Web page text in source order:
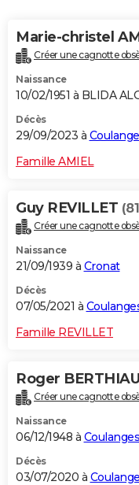
Alimentation
Guide de la santé
Maladies
Médicaments
Sommeil
VOYAGE
Destinations
City break
Voyage nature
Voyage de noces
Forum
Climat
+PHOTO
GUIDES D'ACHAT
Carte de Noël
Carte Bonne année
Carte Saint-Valentin
Carte Pâques
Carte d'anniversaire
DICTIONNAIRE
Dictionnaire
Biographies
Citations
Expressions
Proverbes
PROGRAMME TV
S'inscrire
Se connecter
Lycées
Collèges
Primaires
Universités
Entreprises
Service militaire
Avis de recherche
AVIS DE DÉCÈS
FORUM
Marie-christel
Créer une cagnotte
Naissance
10/02/1951 à BLIDA
Décès
29/09/2023 à
Famille AMIEL
Guy REVILLET
Créer une cagnotte
Naissance
21/09/1939 à Cronat
Décès
07/05/2021 à
Famille REVILLET
Roger
Créer une cagnotte
Naissance
06/12/1948 à Coulanges
Décès
03/07/2020 à